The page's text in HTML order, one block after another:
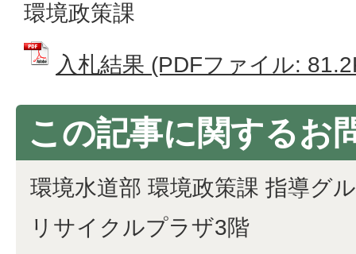
環境政策課
入札結果 (PDFファイル:
この記事に関するお
環境水道部 環境政策課 指導グ
リサイクルプラザ3階